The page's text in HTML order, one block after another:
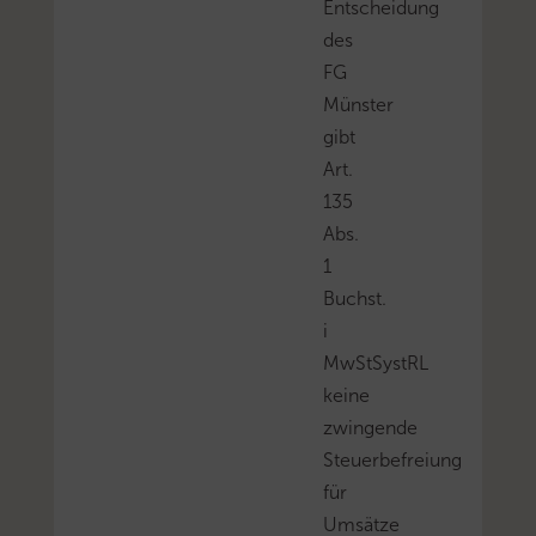
Entscheidung
des
FG
Münster
gibt
Art.
135
Abs.
1
Buchst.
i
MwStSystRL
keine
zwingende
Steuerbefreiung
für
Umsätze